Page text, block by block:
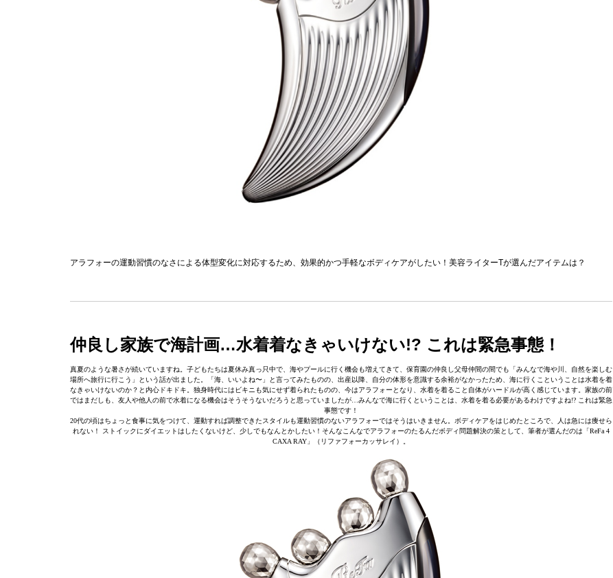
アラフォーの運動習慣のなさによる体型変化に対応するため、効果的かつ手軽なボディケアがしたい！美容ライターTが選んだアイテムは？
仲良し家族で海計画…水着着なきゃいけない!? これは緊急事態！
真夏のような暑さが続いていますね。子どもたちは夏休み真っ只中で、海やプールに行く機会も増えてきて、保育園の仲良し父母仲間の間でも「みんなで海や川、自然を楽しむ
場所へ旅行に行こう」という話が出ました。「海、いいよね〜」と言ってみたものの、出産以降、自分の体形を意識する余裕がなかったため、海に行くこということは水着を着
なきゃいけないのか？と内心ドキドキ。独身時代にはビキニも気にせず着られたものの、今はアラフォーとなり、水着を着ること自体がハードルが高く感じています。家族の前
ではまだしも、友人や他人の前で水着になる機会はそうそうないだろうと思っていましたが…みんなで海に行くということは、水着を着る必要があるわけですよね!? これは緊急
事態です！
20代の頃はちょっと食事に気をつけて、運動すれば調整できたスタイルも運動習慣のないアラフォーではそうはいきません。ボディケアをはじめたところで、人は急には痩せら
れない！ ストイックにダイエットはしたくないけど、少しでもなんとかしたい！そんなこんなでアラフォーのたるんだボディ問題解決の策として、筆者が選んだのは「ReFa 4
CAXA RAY」（リファフォーカッサレイ）。